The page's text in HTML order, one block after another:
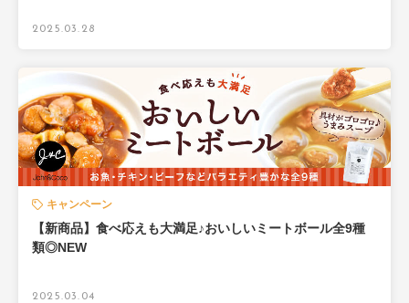
2025.03.28
キャンペーン
【新商品】食べ応えも大満足♪おいしいミートボール全9種
類◎NEW
2025.03.04